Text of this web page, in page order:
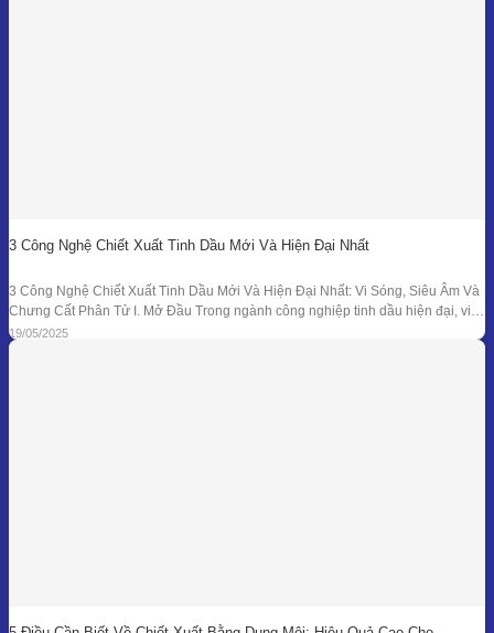
3 Công Nghệ Chiết Xuất Tinh Dầu Mới Và Hiện Đại Nhất
3 Công Nghệ Chiết Xuất Tinh Dầu Mới Và Hiện Đại Nhất: Vi Sóng, Siêu Âm Và
Chưng Cất Phân Tử I. Mở Đầu Trong ngành công nghiệp tinh dầu hiện đại, việc
tối ưu hóa hiệu suất chiết xuất, giữ nguyên hương thơm và hoạt chất trị liệu là
mục tiêu hàng đầu. Bên
19/05/2025